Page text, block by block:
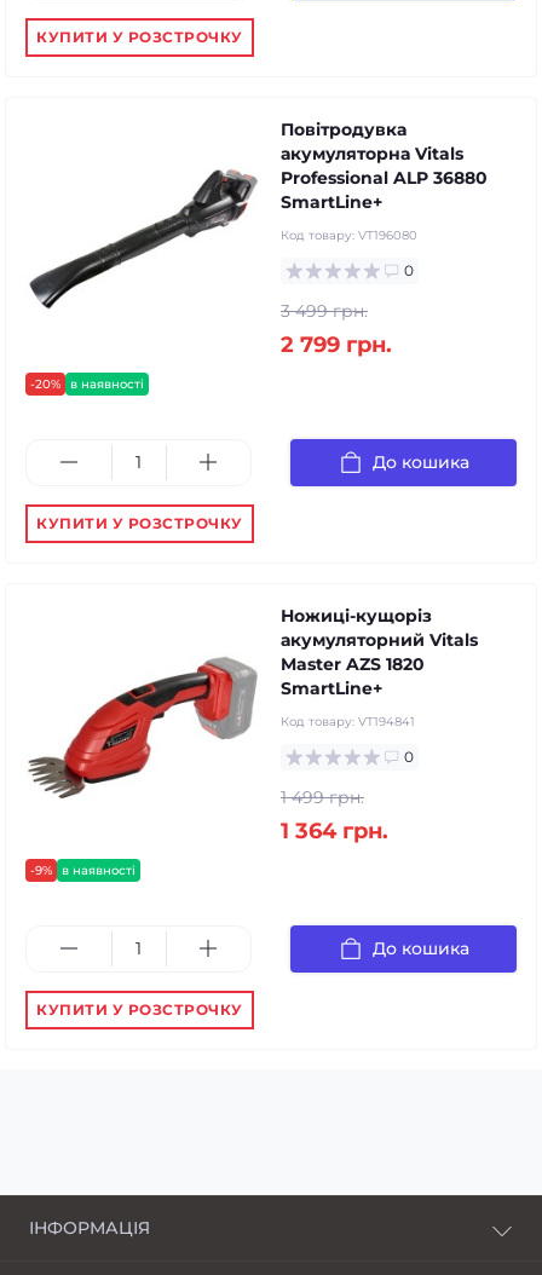
КУПИТИ У РОЗСТРОЧКУ
-20% в наявності
Повітродувка
акумуляторна Vitals
Professional ALP 36880
SmartLine+
Код товару: VT196080
0
3 499 грн.
2 799 грн.
До кошика
КУПИТИ У РОЗСТРОЧКУ
-9% в наявності
Ножиці-кущоріз
акумуляторний Vitals
Master AZS 1820
SmartLine+
Код товару: VT194841
0
1 499 грн.
1 364 грн.
До кошика
КУПИТИ У РОЗСТРОЧКУ
ІНФОРМАЦІЯ